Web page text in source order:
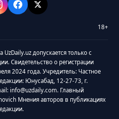
18+
допускается только с
Свидетельство о регистрации
2024 года. Учредитель: Частное
Юнусабад, 12-27-73, г.
info@uzdaily.com. Главный
Мнения авторов в публикациях